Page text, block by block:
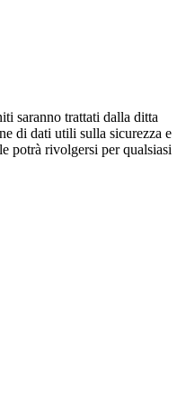
saranno​ trattati dalla ditta
di dati utili sulla sicurezza e
potrà rivolgersi per qualsiasi